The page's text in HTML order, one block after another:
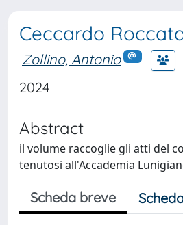
Ceccardo
Zollino, Antonio
2024
Abstract
il volume raccoglie gli atti del
tenutosi all'Accademia
Scheda breve